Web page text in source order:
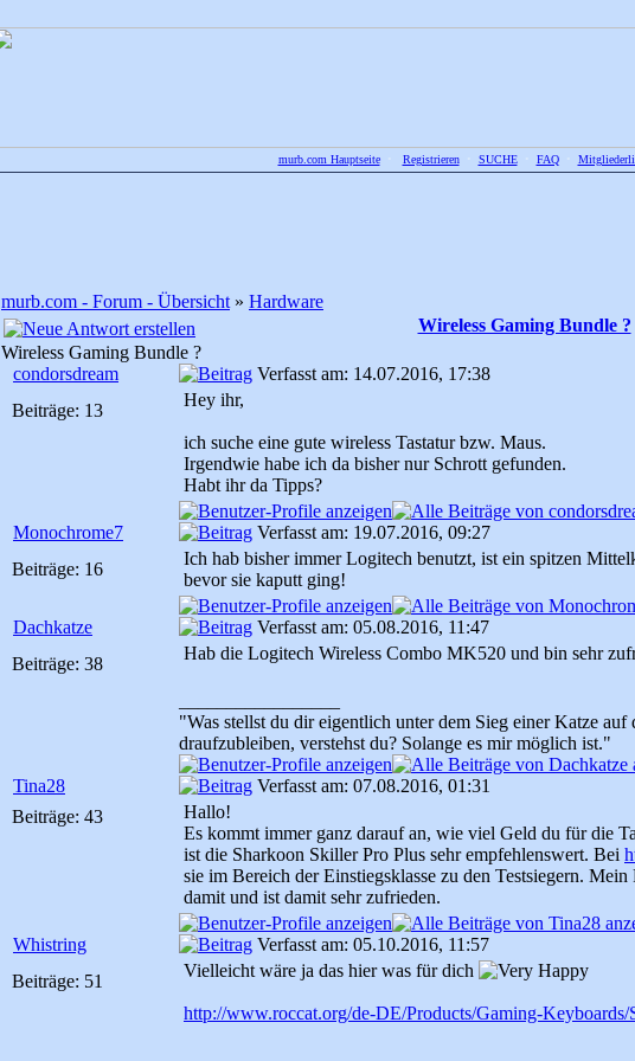
murb.com Hauptseite• Registrieren• SUCHE• FAQ•
murb.com - Forum - Übersicht » Hardware
Wireless Gaming Bundle ?
Wireless Gaming Bundle ?
condorsdream
Beiträge: 13
Verfasst am: 14.07.2016, 17:38
Hey ihr,
ich suche eine gute wireless Tastatur bzw. Maus.
Irgendwie habe ich da bisher nur Schrott gefunden.
Habt ihr da Tipps?
Monochrome7
Beiträge: 16
Verfasst am: 19.07.2016, 09:27
Ich hab bisher immer Logitech benutzt, ist ein spitzen
bevor sie kaputt ging!
Dachkatze
Beiträge: 38
Verfasst am: 05.08.2016, 11:47
Hab die Logitech Wireless Combo MK520 und bin sehr
"Was stellst du dir eigentlich unter dem Sieg einer Katze
draufzubleiben, verstehst du? Solange es mir möglich ist."
Tina28
Beiträge: 43
Verfasst am: 07.08.2016, 01:31
Hallo!
Es kommt immer ganz darauf an, wie viel Geld du für die
ist die Sharkoon Skiller Pro Plus sehr empfehlenswert. Bei
sie im Bereich der Einstiegsklasse zu den Testsiegern.
damit und ist damit sehr zufrieden.
Whistring
Beiträge: 51
Verfasst am: 05.10.2016, 11:57
Vielleicht wäre ja das hier was für dich
http://www.roccat.org/de-DE/Products/Gaming-Keyboards/